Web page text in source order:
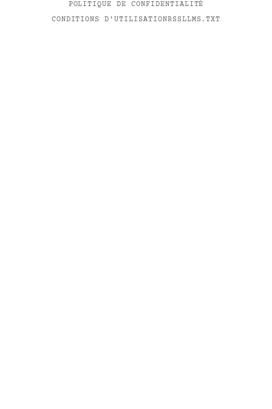
POLITIQUE DE CONFIDENTIALITÉ
CONDITIONS D'UTILISATIONRSSLLMS.TXT